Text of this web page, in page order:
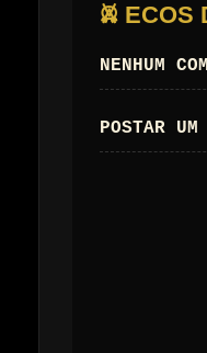
𖤙 ECOS
NENHUM
POSTAR UM